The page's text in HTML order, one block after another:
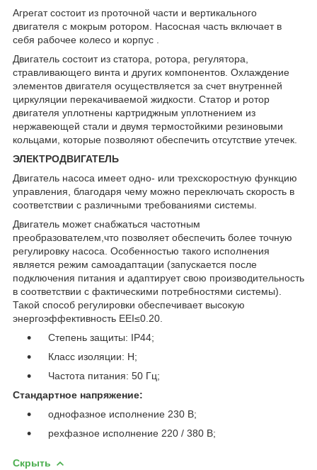
Агрегат состоит из проточной части и вертикального
двигателя с мокрым ротором. Насосная часть включает в
себя рабочее колесо и корпус .
Двигатель состоит из статора, ротора, регулятора,
стравливающего винта и других компонентов. Охлаждение
элементов двигателя осуществляется за счет внутренней
циркуляции перекачиваемой жидкости. Статор и ротор
двигателя уплотнены картриджным уплотнением из
нержавеющей стали и двумя термостойкими резиновыми
кольцами, которые позволяют обеспечить отсутствие утечек.
ЭЛЕКТРОДВИГАТЕЛЬ
Двигатель насоса имеет одно- или трехскоростную функцию
управления, благодаря чему можно переключать скорость в
соответствии с различными требованиями системы.
Двигатель может снабжаться частотным
преобразователем,что позволяет обеспечить более точную
регулировку насоса. Особенностью такого исполнения
является режим самоадаптации (запускается после
подключения питания и адаптирует свою производительность
в соответствии с фактическими потребностями системы).
Такой способ регулировки обеспечивает высокую
энергоэффективность EEI≤0.20.
Степень защиты: IP44;
Класс изоляции: H;
Частота питания: 50 Гц;
Стандартное напряжение:
однофазное исполнение 230 В;
рехфазное исполнение 220 / 380 В;
Скрыть